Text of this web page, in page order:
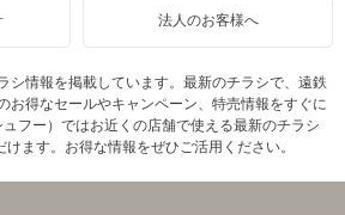
法人のお客様へ
シ情報を掲載しています。最新のチラシで、遠鉄
お得なセールやキャンペーン、特売情報をすぐに
フー）ではお近くの店舗で使える最新のチラシ
ます。お得な情報をぜひご活用ください。